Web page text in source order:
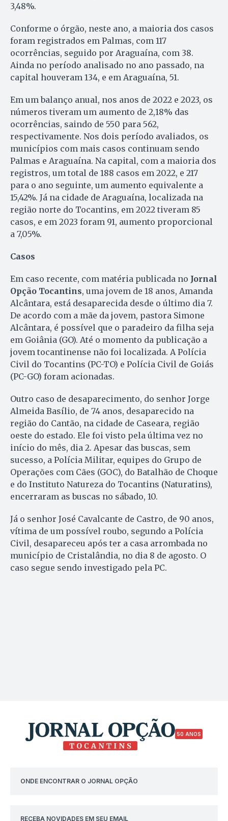
3,48%.
Conforme o órgão, neste ano, a maioria dos casos
foram registrados em Palmas, com 117
ocorrências, seguido por Araguaína, com 38.
Ainda no período analisado no ano passado, na
capital houveram 134, e em Araguaína, 51.
Em um balanço anual, nos anos de 2022 e 2023, os
números tiveram um aumento de 2,18% das
ocorrências, saindo de 550 para 562,
respectivamente. Nos dois período avaliados, os
municípios com mais casos continuam sendo
Palmas e Araguaína. Na capital, com a maioria dos
registros, um total de 188 casos em 2022, e 217
para o ano seguinte, um aumento equivalente a
15,42%. Já na cidade de Araguaína, localizada na
região norte do Tocantins, em 2022 tiveram 85
casos, e em 2023 foram 91, aumento proporcional
a 7,05%.
Casos
Em caso recente, com matéria publicada no Jornal
Opção Tocantins, uma jovem de 18 anos, Amanda
Alcântara, está desaparecida desde o último dia 7.
De acordo com a mãe da jovem, pastora Simone
Alcântara, é possível que o paradeiro da filha seja
em Goiânia (GO). Até o momento da publicação a
jovem tocantinense não foi localizada. A Polícia
Civil do Tocantins (PC-TO) e Polícia Civil de Goiás
(PC-GO) foram acionadas.
Outro caso de desaparecimento, do senhor Jorge
Almeida Basílio, de 74 anos, desaparecido na
região do Cantão, na cidade de Caseara, região
oeste do estado. Ele foi visto pela última vez no
início do mês, dia 2. Apesar das buscas, sem
sucesso, a Polícia Militar, equipes do Grupo de
Operações com Cães (GOC), do Batalhão de Choque
e do Instituto Natureza do Tocantins (Naturatins),
encerraram as buscas no sábado, 10.
Já o senhor José Cavalcante de Castro, de 90 anos,
vítima de um possível roubo, segundo a Polícia
Civil, desapareceu após ter a casa arrombada no
município de Cristalândia, no dia 8 de agosto. O
caso segue sendo investigado pela PC.
50 ANOS
ONDE ENCONTRAR O JORNAL OPÇÃO
RECEBA NOVIDADES EM SEU EMAIL